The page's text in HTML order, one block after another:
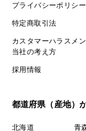
プライバシーポリシー
特定商取引法
カスタマーハラスメ
当社の考え方
採用情報
都道府県（産地）
北海道 青